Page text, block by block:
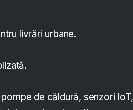
livrări urbane.
de căldură, senzori IoT,